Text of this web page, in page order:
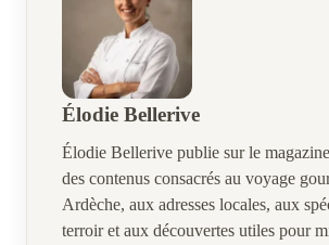
Élodie Bellerive
Élodie Bellerive publie sur le
des contenus consacrés au voyage
Ardèche, aux adresses locales, aux
terroir et aux découvertes utiles pour